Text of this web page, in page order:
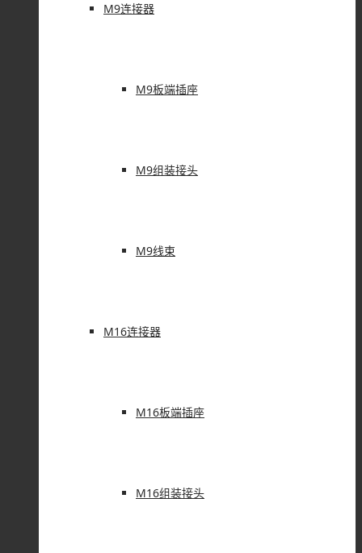
M9连接器
M9板端插座
M9组装接头
M9线束
M16连接器
M16板端插座
M16组装接头